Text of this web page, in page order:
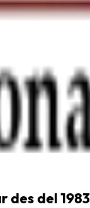
des del 1983